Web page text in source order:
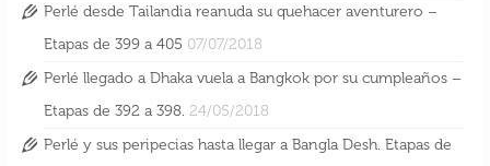
Perlé desde Tailandia reanuda su quehacer aventurero –
Etapas de 399 a 405 07/07/2018
Perlé llegado a Dhaka vuela a Bangkok por su cumpleaños –
Etapas de 392 a 398. 24/05/2018
Perlé y sus peripecias hasta llegar a Bangla Desh. Etapas de